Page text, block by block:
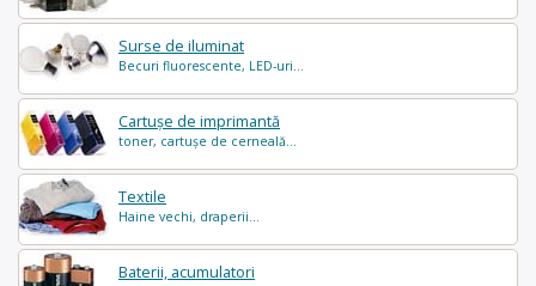
Surse de iluminat
Becuri fluorescente, LED-uri...
Cartușe de imprimantă
toner, cartușe de cerneală...
Textile
Haine vechi, draperii...
Baterii, acumulatori